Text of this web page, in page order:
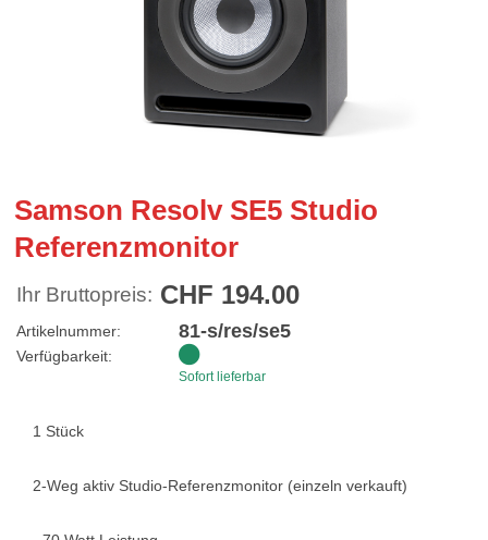
Samson Resolv SE5 Studio
Referenzmonitor
Ihr Bruttopreis: CHF 194.00
Artikelnummer: 81-s/res/se5
Verfügbarkeit:
Sofort lieferbar
1 Stück
2-Weg aktiv Studio-Referenzmonitor (einzeln verkauft)